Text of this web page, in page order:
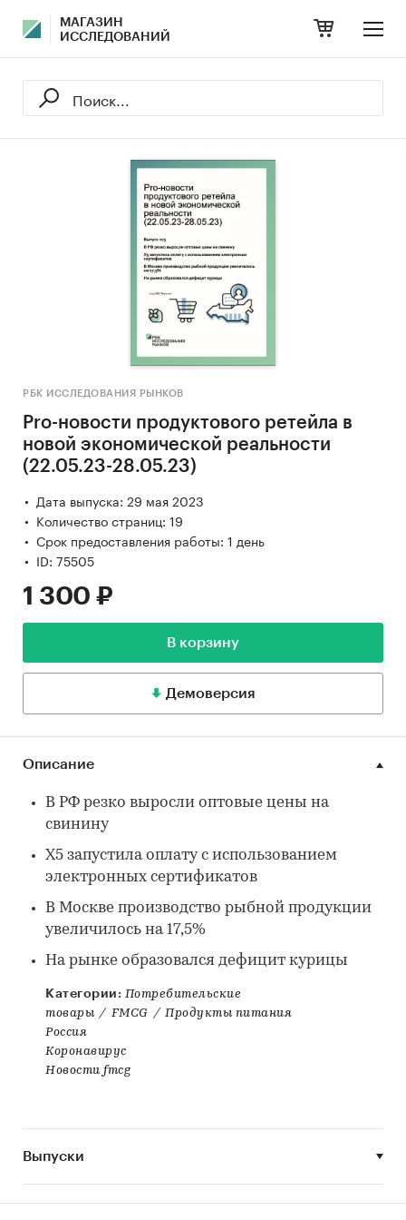
МАГАЗИН
ИССЛЕДОВАНИЙ
РБК ИССЛЕДОВАНИЯ РЫНКОВ
Pro-новости продуктового ретейла в
новой экономической реальности
(22.05.23-28.05.23)
Дата выпуска: 29 мая 2023
Количество страниц: 19
Срок предоставления работы: 1 день
ID: 75505
1 300 ₽
В корзину
Демоверсия
Описание
В РФ резко выросли оптовые цены на
свинину
X5 запустила оплату с использованием
электронных сертификатов
В Москве производство рыбной продукции
увеличилось на 17,5%
На рынке образовался дефицит курицы
Категории: Потребительские
товары / FMCG / Продукты питания
Россия
Коронавирус
Новости fmcg
Выпуски